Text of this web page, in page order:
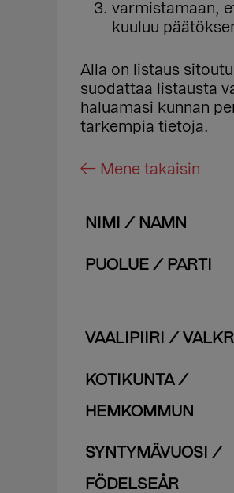
varmistamaan,
kuuluu
Alla on listaus
suodattaa listausta
haluamasi kunnan
tarkempia tietoja.
← Mene takaisin
NIMI / NAMN
PUOLUE / PARTI
VAALIPIIRI /
KOTIKUNTA /
HEMKOMMUN
SYNTYMÄVUOSI /
FÖDELSEÅR